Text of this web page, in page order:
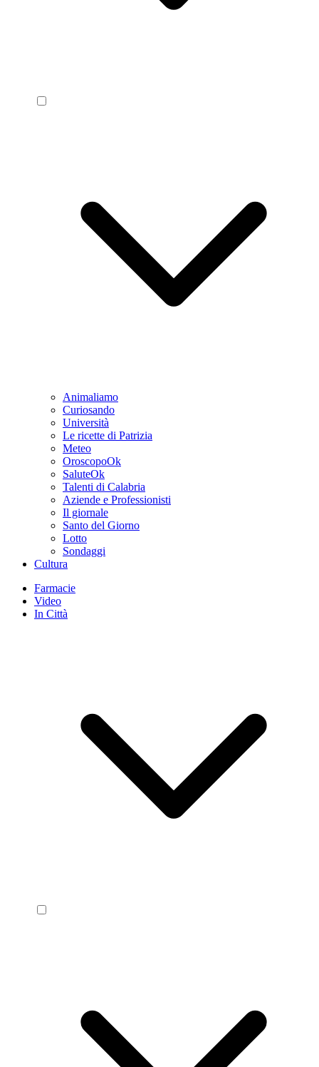
Animaliamo
Curiosando
Università
Le ricette di Patrizia
Meteo
OroscopoOk
SaluteOk
Talenti di Calabria
Aziende e Professionisti
Il giornale
Santo del Giorno
Lotto
Sondaggi
Cultura
Farmacie
Video
In Città